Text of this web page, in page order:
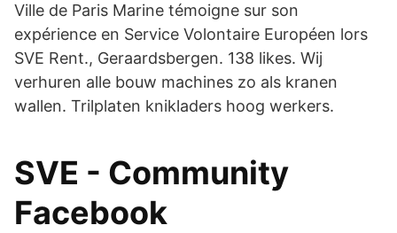
Ville de Paris Marine témoigne sur son
expérience en Service Volontaire Européen lors
SVE Rent., Geraardsbergen. 138 likes. Wij
verhuren alle bouw machines zo als kranen
wallen. Trilplaten knikladers hoog werkers.
SVE - Community
Facebook